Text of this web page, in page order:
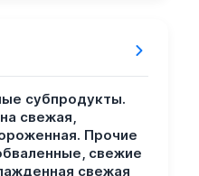
субпродукты.
свежая,
Прочие
свежие
свежая